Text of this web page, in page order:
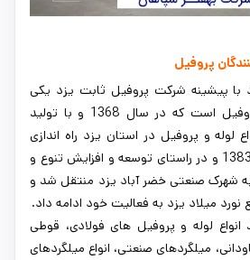
پروفیل
با پیشینه شرکت پروفیل ثابت یزد یکی
دیگر از تولیدکنندگان پروفیل است که در سال 1368 و با تولید
تن انواع لوله و پروفیل در استان یزد راه اندازی
گردید و سپس در سال 1383 و در راستای توسعه و افزایش تنوع و
شهرک صنعتی خضر آباد یزد منتقل شد و
میلاد یزد به فعالیت خود ادامه داد.
لوله و پروفیل های فولادی، قوطی
میلگردهای صنعتی، انواع میلگردهای